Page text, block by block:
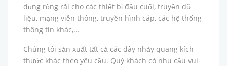
dụng rộng rãi cho các thiết bị đầu cuối, truyền dữ
liệu, mạng viễn thông, truyền hình cáp, các hệ thống
thông tin khác,...
Chúng tôi sản xuất tất cả các dây nhảy quang kích
thước khác theo yêu cầu. Quý khách có nhu cầu vui